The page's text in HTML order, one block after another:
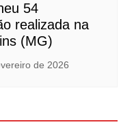
54
realizada na
(MG)
de 2026